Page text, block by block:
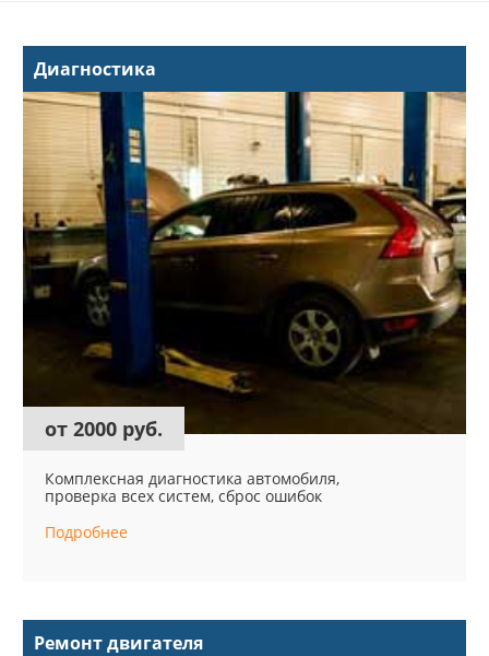
Диагностика
от 2000 руб.
Комплексная диагностика автомобиля,
проверка всех систем, сброс ошибок
Подробнее
Ремонт двигателя